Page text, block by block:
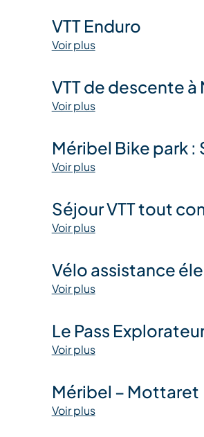
VTT Enduro
Voir plus
VTT de descente à
Voir plus
Méribel Bike park :
Voir plus
Séjour VTT tout
Voir plus
Vélo assistance
Voir plus
Le Pass
Voir plus
Méribel – Mottaret
Voir plus